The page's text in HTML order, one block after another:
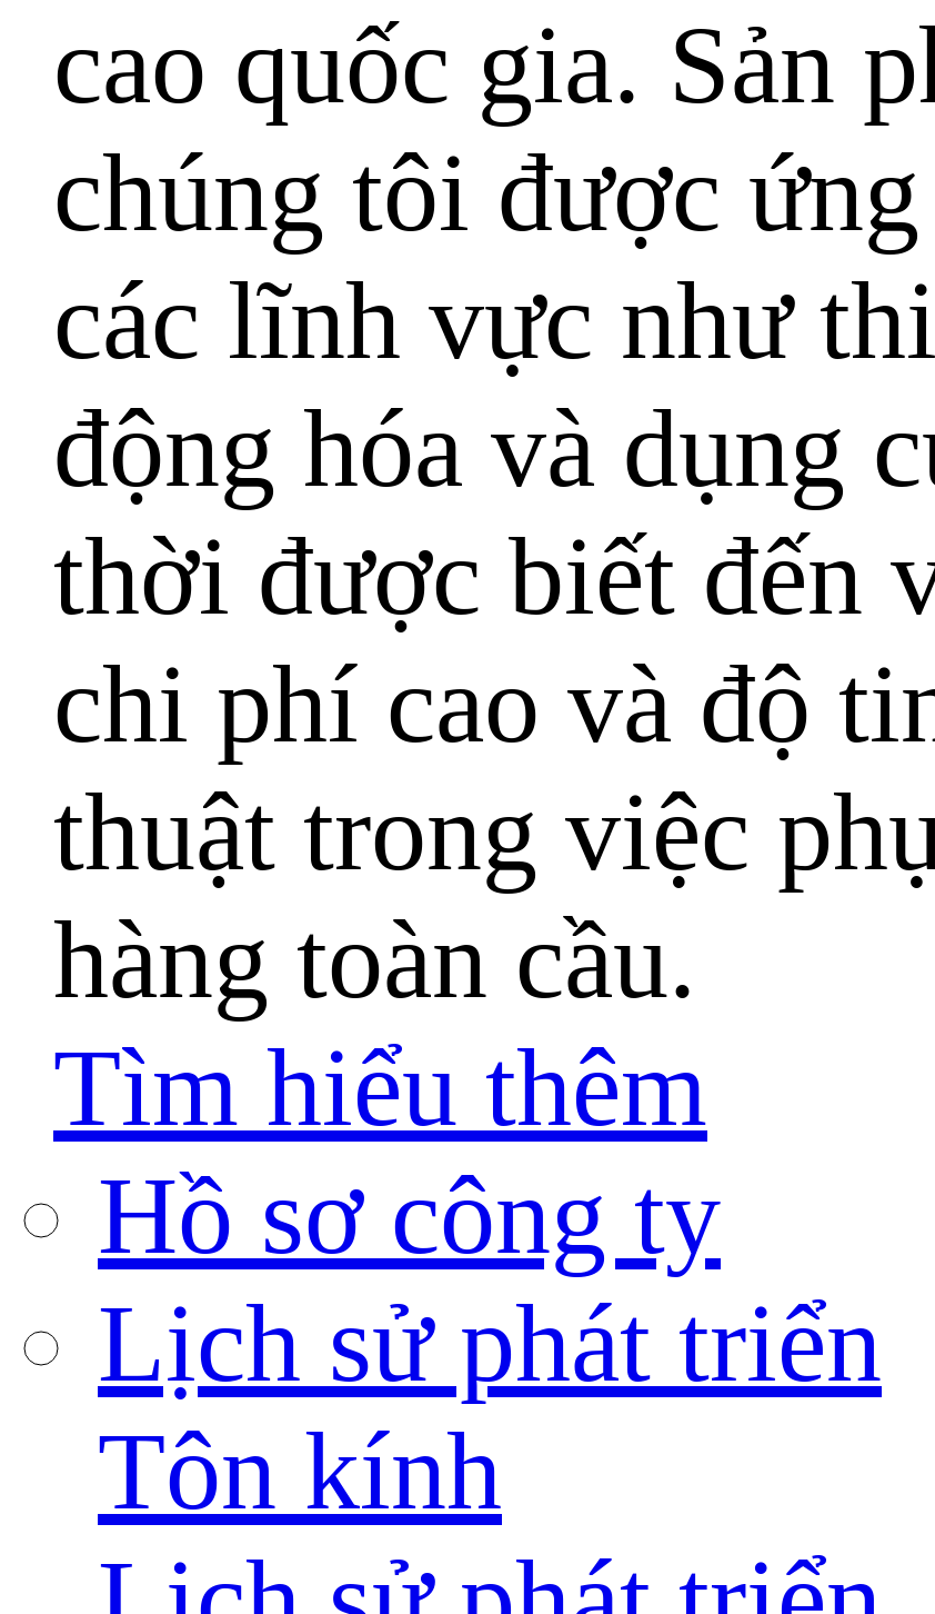
cao quốc gia. Sản
chúng tôi được
các lĩnh vực như
động hóa và dụng
thời được biết đến
chi phí cao và độ
thuật trong việc
hàng toàn cầu.
Tìm hiểu thêm
Hồ sơ công ty
Lịch sử phát triển
Tôn kính